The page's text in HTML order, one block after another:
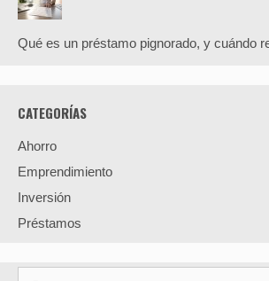
Qué es un préstamo pignorado, y cuándo
CATEGORÍAS
Ahorro
Emprendimiento
Inversión
Préstamos